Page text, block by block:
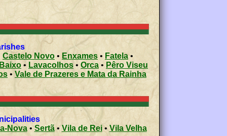
Castelo Novo • Enxames • Fatela•
• Lavacolhos • Orca • Pêro Viseu
• Vale de Prazeres e Mata da Rainha
Nova• Sertã•Vila de Rei• Vila Velha